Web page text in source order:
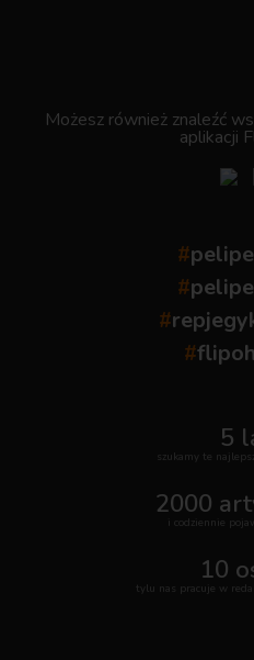
Możesz również znaleźć
aplikacji
#
#
#
#
5
szukamy te
2000
i codziennie
10
tylu nas pracuje w